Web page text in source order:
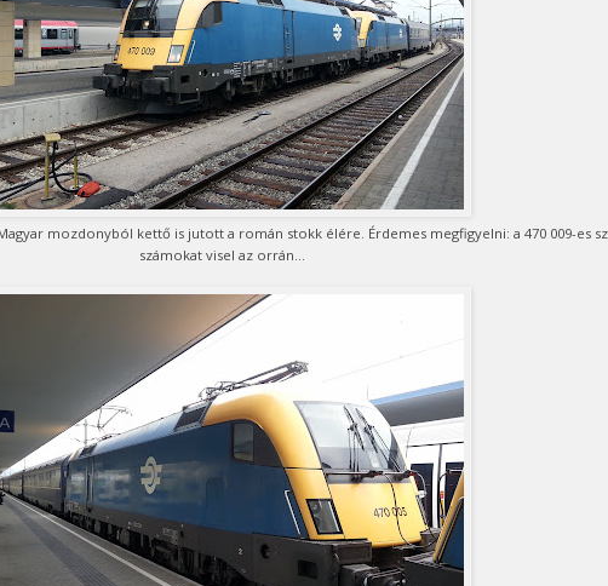
mozdonyból kettő is jutott a román stokk élére. Érdemes megfigyelni: a 470 009-es
számokat visel az orrán…